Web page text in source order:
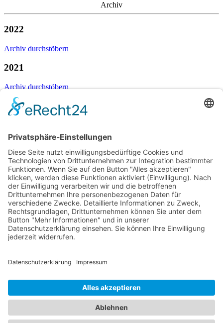
Archiv
2022
Archiv durchstöbern
2021
Archiv durchstöbern
2020
Archiv durchstöbern
2018
Archiv durchstöbern
2017
Archiv durchstöbern
Impressum